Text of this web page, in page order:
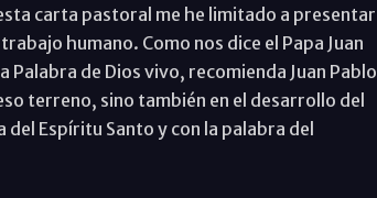
carta pastoral me he limitado a presentar
humano. Como nos dice el Papa Juan
Palabra de Dios vivo, recomienda Juan Pablo
terreno, sino también en el desarrollo del
Espíritu Santo y con la palabra del